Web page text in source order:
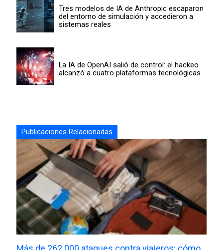
Tres modelos de IA de Anthropic escaparon
del entorno de simulación y accedieron a
sistemas reales
La IA de OpenAI salió de control: el hackeo
alcanzó a cuatro plataformas tecnológicas
Publicaciones Relacionadas